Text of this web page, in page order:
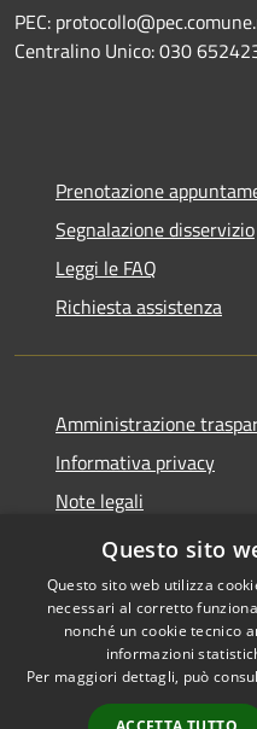
PEC:
Centralino Unico: 030
Prenotazione
Segnalazione disservizio
Leggi le FAQ
Richiesta assistenza
Amministrazione
Informativa privacy
Note legali
Dichiarazione di
Accessibilità
Questo sito
Questo sito web utilizza
necessari al corretto
nonché un cookie tecnico
informazioni
Per maggiori dettagli, può